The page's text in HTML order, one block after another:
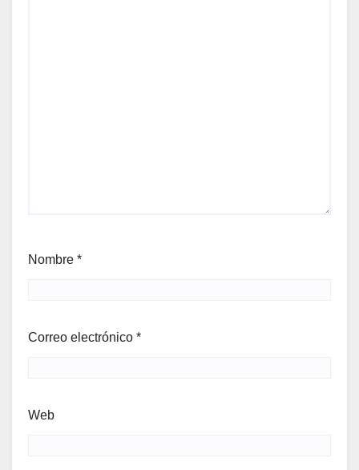
Nombre *
Correo electrónico *
Web